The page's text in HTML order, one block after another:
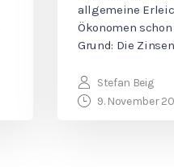
allgemeine
Ökonomen
Grund: Die
Stefan Beig
9. November